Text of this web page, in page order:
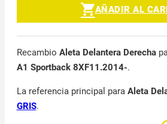
AÑADIR AL
Recambio Aleta Delantera Derecha
A1 Sportback 8XF11.2014-.
La referencia principal para Aleta
GRIS.